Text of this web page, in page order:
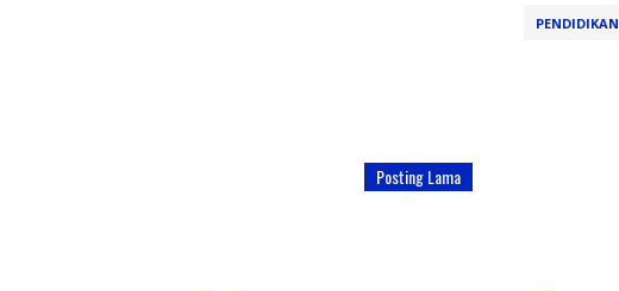
Posting Lama
PENDIDIKAN